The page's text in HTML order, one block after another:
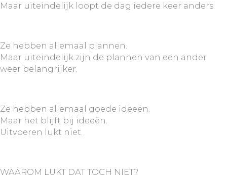
Maar uiteindelijk loopt de dag iedere keer anders.
Ze hebben allemaal plannen.
Maar uiteindelijk zijn de plannen van een ander
weer belangrijker.
Ze hebben allemaal goede ideeën.
Maar het blijft bij ideeën.
Uitvoeren lukt niet.
WAAROM LUKT DAT TOCH NIET?